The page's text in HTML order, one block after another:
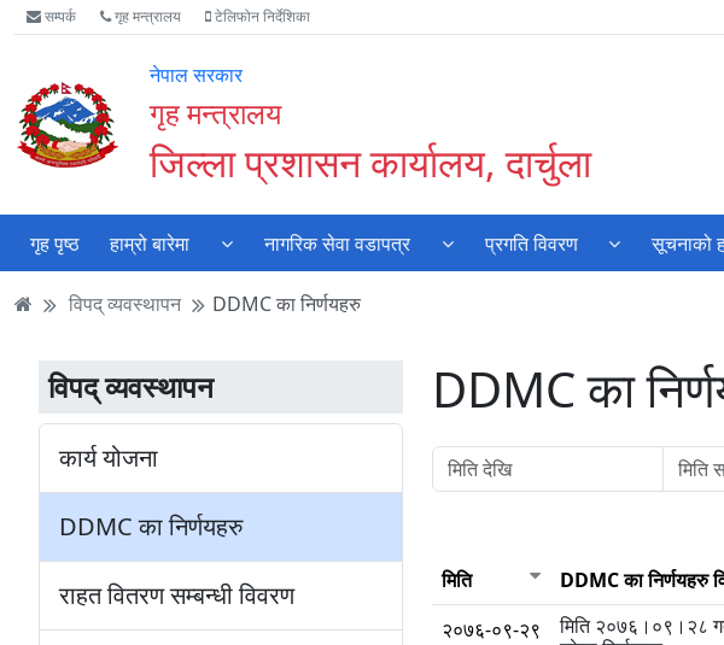
Accessibility
Mode
गर्नुहोस्
मुख्य
सामाग्री
मुख्य
नेभिगेसन
वेबसाइट
खोजमा
सम्पर्क गृह मन्त्रालय टेलिफोन निर्देशिका
नेपाल सरकार
गृह मन्त्रालय
जिल्ला प्रशासन कार्यालय, दार्चुला
गृह पृष्ठ हाम्रो बारेमा नागरिक सेवा वडापत्र प्रगति विवरण सूचनाको
विपद् व्यवस्थापन DDMC का निर्णयहरु
विपद् व्यवस्थापन
कार्य योजना
DDMC का निर्णयहरु
राहत वितरण सम्बन्धी विवरण
DDMC का
मिति
DDMC का निर्णयहरु
२०७६-०९-२९
मिति २०७६।०९।२८